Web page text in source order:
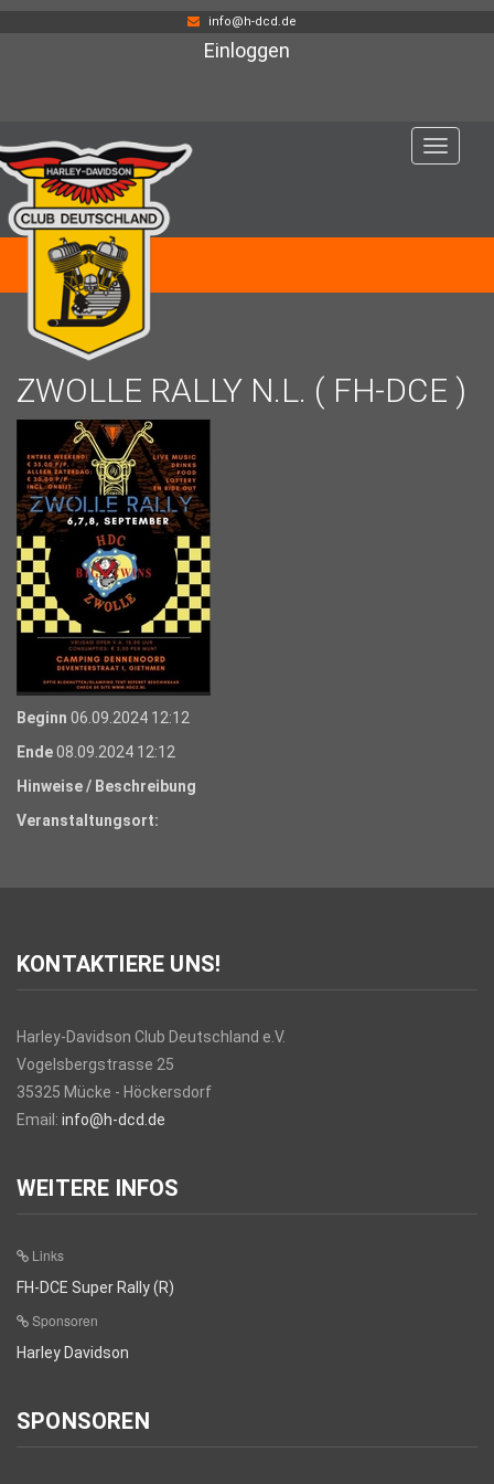
info@h-dcd.de
Einloggen
ZWOLLE RALLY N.L. ( FH-DCE )
Beginn 06.09.2024 12:12
Ende08.09.2024 12:12
Hinweise / Beschreibung
Veranstaltungsort:
KONTAKTIERE UNS!
Harley-Davidson Club Deutschland e.V.
Vogelsbergstrasse 25
35325 Mücke - Höckersdorf
Email: info@h-dcd.de
WEITERE INFOS
Links
FH-DCE Super Rally (R)
Sponsoren
Harley Davidson
SPONSOREN